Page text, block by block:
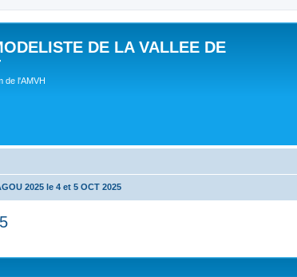
DE LA VALLEE DE
de l'AMVH
2025 le 4 et 5 OCT 2025